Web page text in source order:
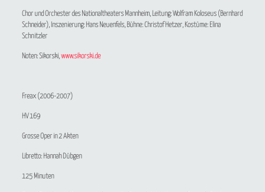
Chor und Orchester des Nationaltheaters Mannheim, Leitung: Wolfram Koloseus (Bernhard
Schneider), Inszenierung: Hans Neuenfels, Bühne: Christof Hetzer, Kostüme: Elina
Schnitzler
Noten: Sikorski,www.sikorski.de
Freax(2006-2007)
HV 169
Grosse Oper in 2 Akten
Libretto: Hannah Dübgen
125 Minuten